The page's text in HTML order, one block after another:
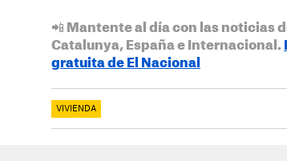
📲 Mantente al día con las noticias
Catalunya, España e Internacional.
gratuita de El Nacional
VIVIENDA